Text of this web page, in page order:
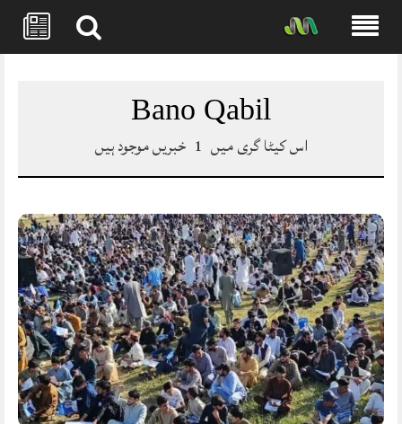
Bano Qabil
اس کیٹا گری میں 1 خبریں موجود ہیں